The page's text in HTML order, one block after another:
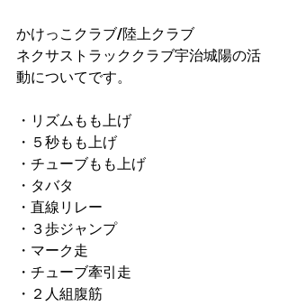
かけっこクラブ/陸上クラブ
ネクサストラッククラブ宇治城陽の活
動についてです。
・リズムもも上げ
・５秒もも上げ
・チューブもも上げ
・タバタ
・直線リレー
・３歩ジャンプ
・マーク走
・チューブ牽引走
・２人組腹筋